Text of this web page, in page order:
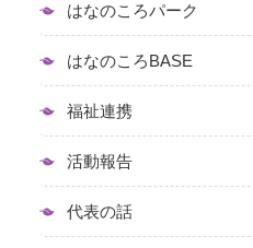
はなのころパーク
はなのころBASE
福祉連携
活動報告
代表の話